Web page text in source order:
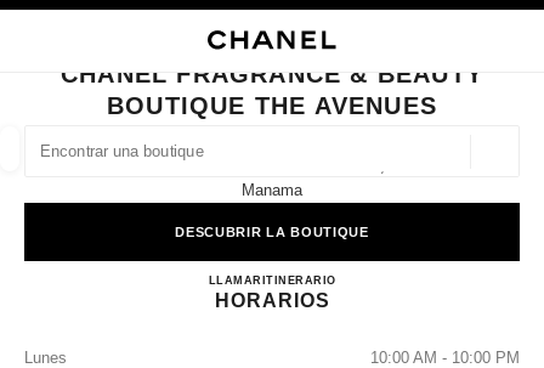
BUSCAR UNA BOUTIQUE
las sugerencias se muestran debajo de esta barra de búsqueda
CERRAR TARJETA DE BOUTIQUE CHANEL FRAGRANCE & BEAUTY
CHANEL FRAGRANCE & BEAUTY
BOUTIQUE THE AVENUES
The Avenues Mall Ground Floor,
Manama
DESCUBRIR LA BOUTIQUE
LLAMAR+97377997922
ITINERARIOCHANEL FRAGRANCE &
HORARIOS
Lunes
10:00 AM - 10:00 PM
filtros
resultado de los filtros por: